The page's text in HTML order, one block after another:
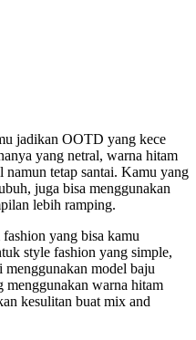
jadikan OOTD yang kece
yang netral, warna hitam
namun tetap santai. Kamu yang
juga bisa menggunakan
lebih ramping.
yang bisa kamu
style fashion yang simple,
menggunakan model baju
menggunakan warna hitam
kesulitan buat mix and